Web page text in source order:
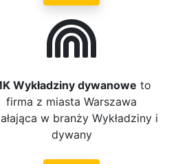
Wykładziny dywanowe to
firma z miasta Warszawa
w branży Wykładziny i
dywany